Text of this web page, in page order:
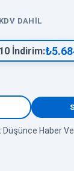
KDV DAHIL
İndirim:
Düşünce Haber